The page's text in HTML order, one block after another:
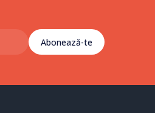
Abonează-te